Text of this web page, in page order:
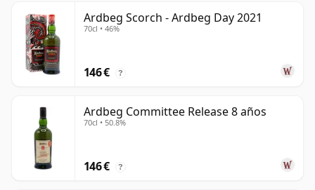
Ardbeg Scorch - Ardbeg Day 2021
70cl • 46%
146 € ?
Ardbeg Committee Release 8 años
70cl • 50.8%
146 € ?